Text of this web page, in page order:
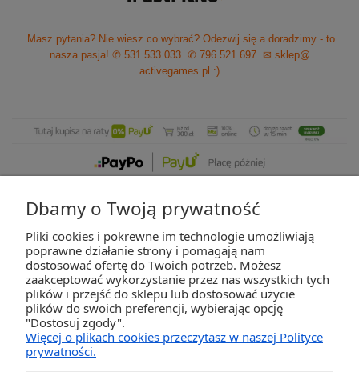
Masz pytania? Nie wiesz co wybrać? Odezwij się a doradzimy - to
nasza pasja! ✆ 531 533 033 ✆ 796 521 697
✉ sklep@
activegames.pl :)
ZAKUPY
POMOC
Dbamy o Twoją prywatność
Pliki cookies i pokrewne im technologie umożliwiają
poprawne działanie strony i pomagają nam
dostosować ofertę do Twoich potrzeb. Możesz
zaakceptować wykorzystanie przez nas wszystkich tych
plików i przejść do sklepu lub dostosować użycie
plików do swoich preferencji, wybierając opcję
"Dostosuj zgody".
Więcej o plikach cookies przeczytasz w naszej Polityce
prywatności.